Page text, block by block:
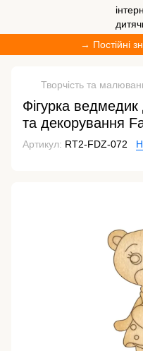
→ Постійні
Творчість та
Фігурка
та декорування
Артикул: RT2-FDZ-072